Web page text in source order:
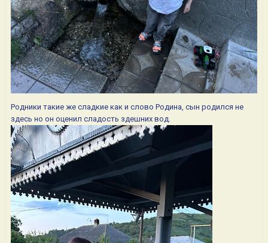
Родники такие же сладкие как и слово Родина, сын родился не
здесь но он оценил сладость здешних вод.